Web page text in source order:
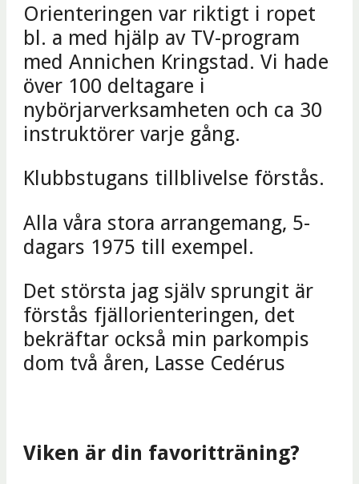
Orienteringen var riktigt i ropet
bl. a med hjälp av TV-program
med Annichen Kringstad. Vi hade
över 100 deltagare i
nybörjarverksamheten och ca 30
instruktörer varje gång.
Klubbstugans tillblivelse förstås.
Alla våra stora arrangemang, 5-
dagars 1975 till exempel.
Det största jag själv sprungit är
förstås fjällorienteringen, det
bekräftar också min parkompis
dom två åren, Lasse Cedérus
Viken är din favoritträning?